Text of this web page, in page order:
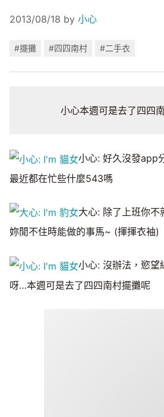
2013/08/18 by 小心
#擺攤 #四四南村 #二手衣
小心本週可是去了四四
小心: 好久沒發app
最近都在忙些什麼543嗎
大心: 除了上班你不
妳閒不住時能做的事馬~ (揮揮衣袖)
小心: 沒辦法，慾望
呀…本週可是去了四四南村擺攤呢